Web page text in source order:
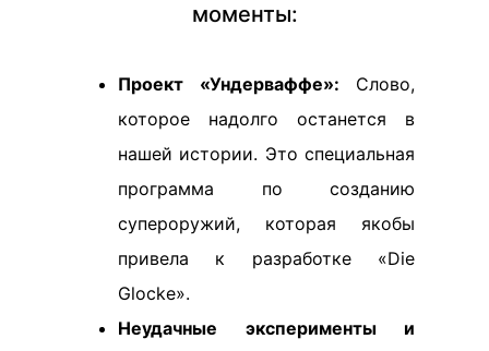
моменты:
Проект «Ундерваффе»: Слово,
которое надолго останется в
нашей истории. Это специальная
программа по созданию
супероружий, которая якобы
привела к разработке «Die
Glocke».
Неудачные эксперименты и